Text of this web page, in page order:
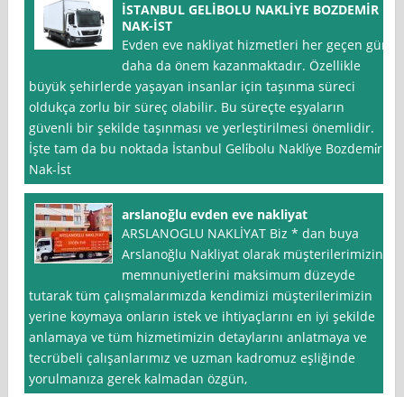
İSTANBUL GELİBOLU NAKLİYE BOZDEMİR
NAK-İST
Evden eve nakliyat hizmetleri her geçen gün
daha da önem kazanmaktadır. Özellikle
büyük şehirlerde yaşayan insanlar için taşınma süreci
oldukça zorlu bir süreç olabilir. Bu süreçte eşyaların
güvenli bir şekilde taşınması ve yerleştirilmesi önemlidir.
İşte tam da bu noktada İstanbul Geli̇bolu Nakli̇ye Bozdemi̇r
Nak-İst
arslanoğlu evden eve nakliyat
ARSLANOGLU NAKLİYAT Biz * dan buya
Arslanoğlu Nakliyat olarak müşterilerimizin
memnuniyetlerini maksimum düzeyde
tutarak tüm çalışmalarımızda kendimizi müşterilerimizin
yerine koymaya onların istek ve ihtiyaçlarını en iyi şekilde
anlamaya ve tüm hizmetimizin detaylarını anlatmaya ve
tecrübeli çalışanlarımız ve uzman kadromuz eşliğinde
yorulmanıza gerek kalmadan özgün,